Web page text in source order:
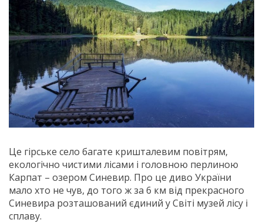
Це гірське село багате кришталевим повітрям,
екологічно чистими лісами і головною перлиною
Карпат – озером Синевир. Про це диво України
мало хто не чув, до того ж за 6 км від прекрасного
Синевира розташований єдиний у Світі музей лісу і
сплаву.